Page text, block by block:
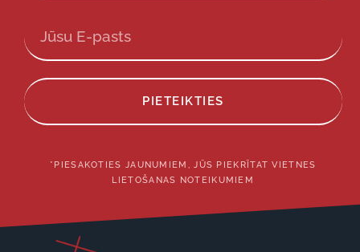
PIETEIKTIES
*PIESAKOTIES JAUNUMIEM, JŪS PIEKRĪTAT VIETNES
LIETOŠANAS NOTEIKUMIEM